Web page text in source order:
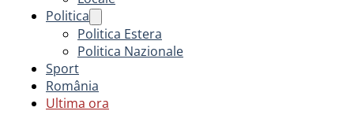
Politica
Politica Estera
Politica Nazionale
Sport
România
Ultima ora